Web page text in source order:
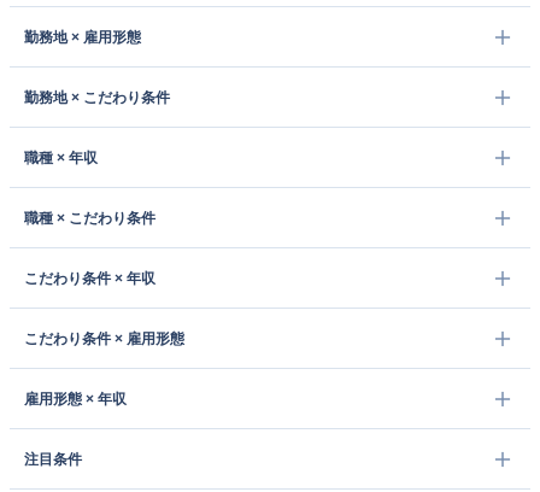
勤務地 × 雇用形態
勤務地 × こだわり条件
職種 × 年収
職種 × こだわり条件
こだわり条件 × 年収
こだわり条件 × 雇用形態
雇用形態 × 年収
注目条件